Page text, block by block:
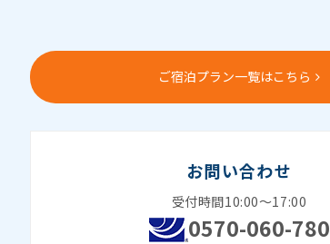
ご宿泊プラン一覧はこちら
お問い合わせ
受付時間10:00～17:00
0570-060-780